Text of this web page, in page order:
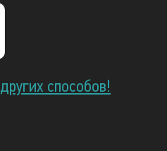
других способов!